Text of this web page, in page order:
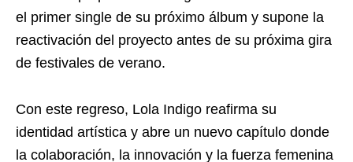
el primer single de su próximo álbum y supone la
reactivación del proyecto antes de su próxima gira
de festivales de verano.
Con este regreso, Lola Indigo reafirma su
identidad artística y abre un nuevo capítulo donde
la colaboración, la innovación y la fuerza femenina